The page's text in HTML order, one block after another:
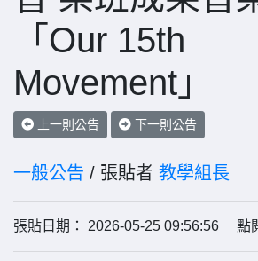
「Our 15th
Movement」
上一則公告 下一則公告
一般公告 / 張貼者 教學組長
張貼日期： 2026-05-25 09:56:56 點